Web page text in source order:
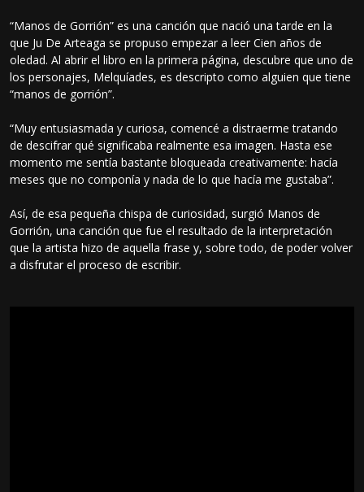
“Manos de Gorrión” es una canción que nació una tarde en la
que Ju De Arteaga se propuso empezar a leer Cien años de
oledad. Al abrir el libro en la primera página, descubre que uno de
los personajes, Melquíades, es descripto como alguien que tiene
“manos de gorrión”.
“Muy entusiasmada y curiosa, comencé a distraerme tratando
de descifrar qué significaba realmente esa imagen. Hasta ese
momento me sentía bastante bloqueada creativamente: hacía
meses que no componía y nada de lo que hacía me gustaba”.
Así, de esa pequeña chispa de curiosidad, surgió Manos de
Gorrión, una canción que fue el resultado de la interpretación
que la artista hizo de aquella frase y, sobre todo, de poder volver
a disfrutar el proceso de escribir.